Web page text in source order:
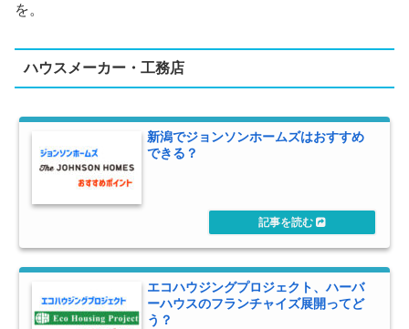
を。
ハウスメーカー・工務店
新潟でジョンソンホームズはおすすめ
できる？
エコハウジングプロジェクト、ハーバ
ーハウスのフランチャイズ展開ってど
う？